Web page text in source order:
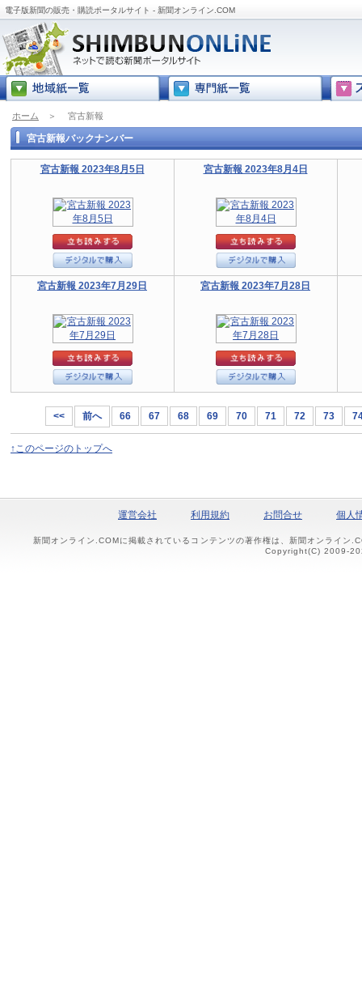
電子版新聞の販売・購読ポータルサイト - 新聞オンライン.COM
ホーム ＞ 宮古新報
宮古新報バックナンバー
宮古新報 2023年8月5日 宮古新報 2023年8月4日
宮古新報 2023年7月29日 宮古新報 2023年7月28日
<< 前へ 66 67 68 69 70 71 72 73
↑このページのトップへ
運営会社 利用規約 お問合せ 個人
新聞オンライン.COMに掲載されているコンテンツの著作権は、新聞オンライン
Copyright(C) 2009-